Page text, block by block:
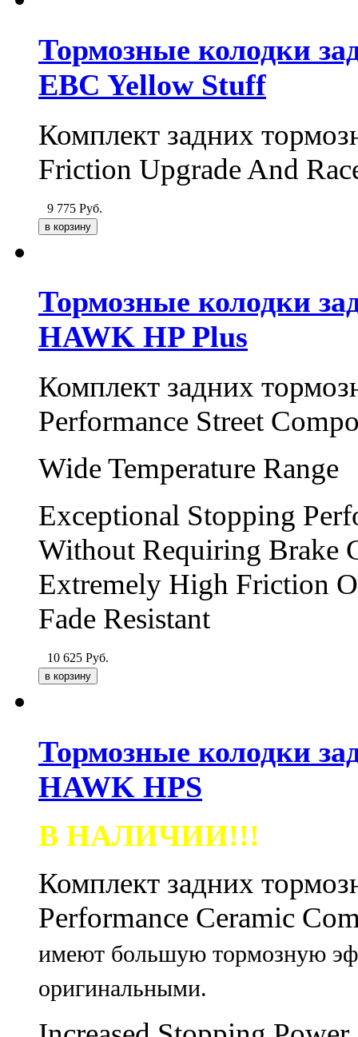
Тормозные колодки
EBC Yellow Stuff
Комплект задних
Friction Upgrade And
9 775 Руб.
Тормозные колодки
HAWK HP Plus
Комплект задних
Performance Street
Wide Temperature Range
Exceptional Stopping
Without Requiring Brake
Extremely High Friction
Fade Resistant
10 625 Руб.
Тормозные колодки
HAWK HPS
В НАЛИЧИИ!!!
Комплект задних
Performance Ceramic
имеют большую тормозную
оригинальными.